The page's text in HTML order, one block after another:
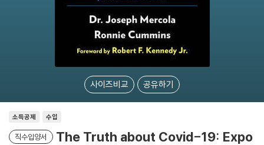
사이즈비교 공유하기
소득공제 수입
직수입양서
The Truth about Covid-19: Expo